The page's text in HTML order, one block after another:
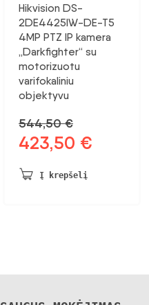
Hikvision DS-
2DE4425IW-DE-T5
4MP PTZ IP kamera
„Darkfighter“ su
motorizuotu
varifokaliniu
objektyvu
544,50€
Pradinė
buvo:
423,50 €
Į krepšelį